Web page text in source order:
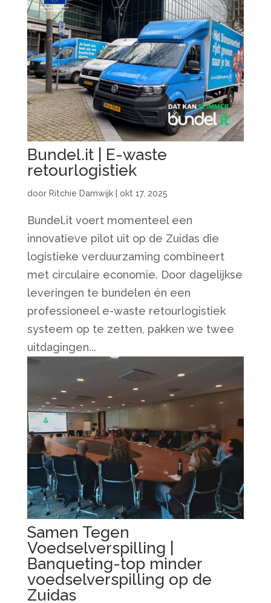
Bundel.it | E-waste
retourlogistiek
door Ritchie Damwijk| okt 17, 2025
Bundel.it voert momenteel een
innovatieve pilot uit op de Zuidas die
logistieke verduurzaming combineert
met circulaire economie. Door dagelijkse
leveringen te bundelen én een
professioneel e-waste retourlogistiek
systeem op te zetten, pakken we twee
uitdagingen...
Samen Tegen
Voedselverspilling |
Banqueting-top minder
voedselverspilling op de
Zuidas